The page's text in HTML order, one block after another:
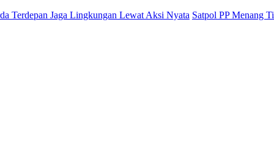
Jaga Lingkungan Lewat Aksi Nyata Satpol PP Menang Tipis